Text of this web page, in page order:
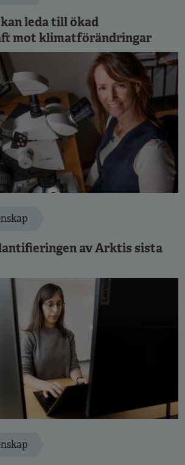
leda till ökad
mot klimatförändringar
av Arktis sista